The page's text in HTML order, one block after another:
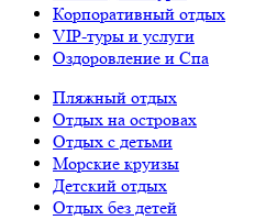
Корпоративный отдых
VIP-туры и услуги
Оздоровление и Спа
Пляжный отдых
Отдых на островах
Отдых с детьми
Морские круизы
Детский отдых
Отдых без детей